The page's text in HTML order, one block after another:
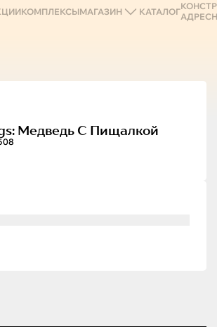
КОМПЛЕКСЫМАГАЗИН КАТАЛОГ
Медведь С Пищалкой